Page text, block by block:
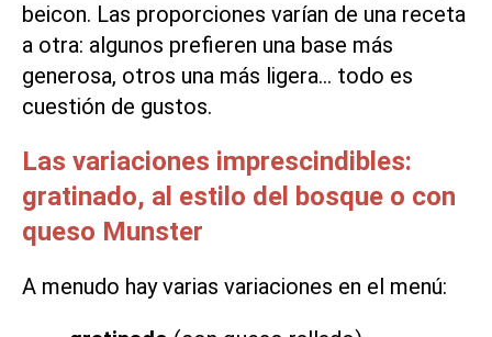
beicon. Las proporciones varían de una receta
a otra: algunos prefieren una base más
generosa, otros una más ligera… todo es
cuestión de gustos.
Las variaciones imprescindibles:
gratinado, al estilo del bosque o con
queso Munster
A menudo hay varias variaciones en el menú: